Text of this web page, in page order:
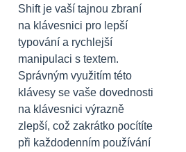
Shift je vaší tajnou zbraní
na klávesnici pro lepší
typování a rychlejší
manipulaci s textem.
Správným využitím této
klávesy se vaše dovednosti
na klávesnici výrazně
zlepší, což zakrátko pocítíte
při každodenním používání